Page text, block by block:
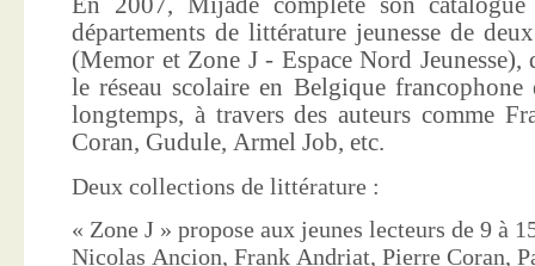
départements de littérature jeunesse de
(Memor et Zone J - Espace Nord
le réseau scolaire en Belgique francophone
longtemps, à travers des auteurs comme
Coran, Gudule, Armel Job, etc.
Deux collections de littérature :
« Zone J » propose aux jeunes lecteurs de 9 à
Nicolas Ancion, Frank Andriat, Pierre Coran,